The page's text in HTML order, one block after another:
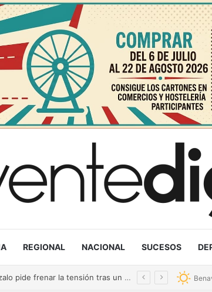
REGIONAL NACIONAL SUCESOS
El alcalde de Castrogonzalo pide frenar la tensión tras un acto vandálico contra una edil